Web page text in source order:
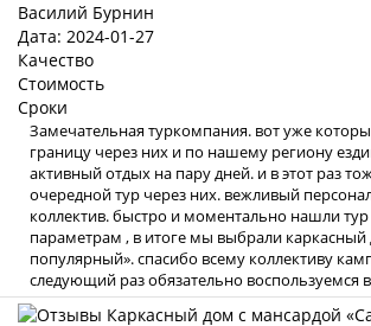
Василий Бурнин
Дата: 2024-01-27
Качество
Стоимость
Сроки
Замечательная туркомпания. вот уже
границу через них и по нашему региону
активный отдых на пару дней. и в этот раз
очередной тур через них. вежливый
коллектив. быстро и моментально нашли
параметрам , в итоге мы выбрали
популярный». спасибо всему коллективу
следующий раз обязательно воспользуемся